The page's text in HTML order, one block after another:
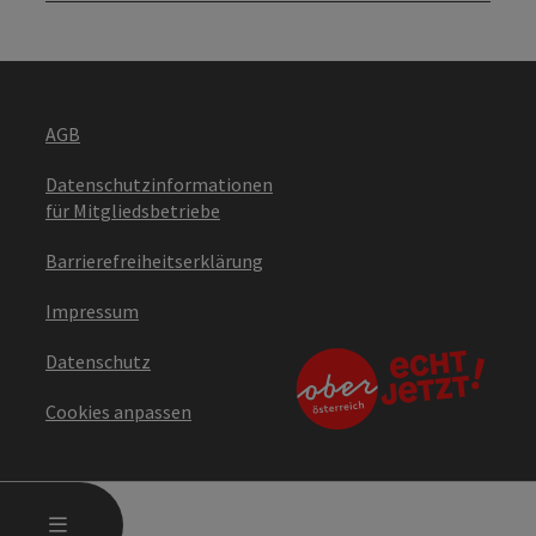
MENÜ
AGB
Datenschutzinformationen
für Mitgliedsbetriebe
Barrierefreiheitserklärung
Impressum
Datenschutz
Cookies anpassen